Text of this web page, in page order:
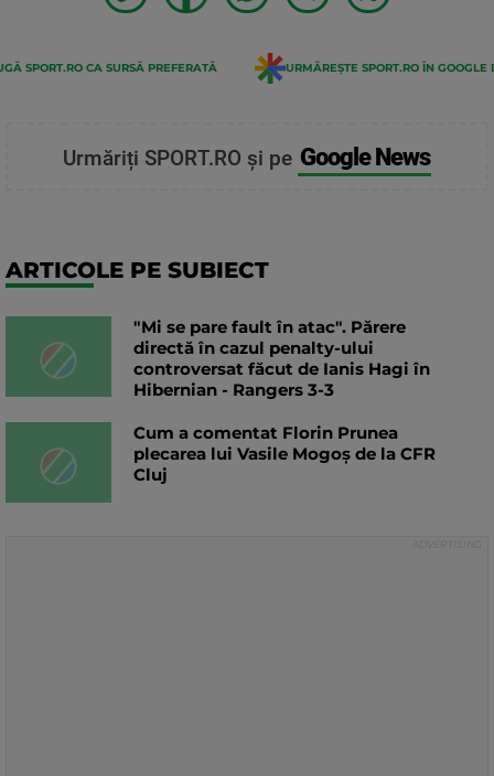
SPORT.RO CA SURSĂ PREFERATĂ URMĂREȘTE SPORT.RO ÎN GOOGLE
Urmăriți SPORT.RO și pe Google News
ARTICOLE PE SUBIECT
"Mi se pare fault în atac". Părere
directă în cazul penalty-ului
controversat făcut de Ianis Hagi în
Hibernian - Rangers 3-3
Cum a comentat Florin Prunea
plecarea lui Vasile Mogoș de la CFR
Cluj